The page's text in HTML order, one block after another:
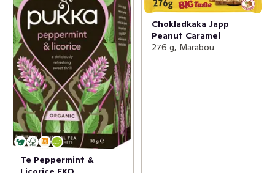
Te Peppermint &
Chokladkaka Japp
Peanut Caramel
276 g, Marabou